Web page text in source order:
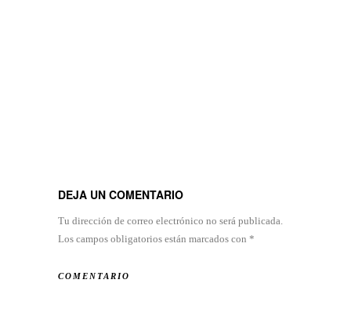
DEJA UN COMENTARIO
Tu dirección de correo electrónico no será publicada.
Los campos obligatorios están marcados con *
COMENTARIO